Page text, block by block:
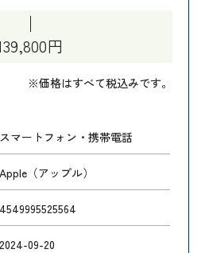
円
※価格はすべて税込みです。
スマートフォン・携帯電話
Apple（アップル）
4549995525564
2024-09-20